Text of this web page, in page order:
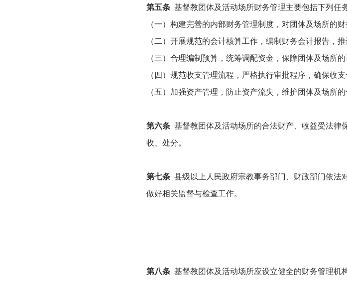
第五条 基督教团体及活动场所财务管理主要包括下列任
（一）构建完善的内部财务管理制度，对团体及场所的
（二）开展规范的会计核算工作，编制财务会计报告，
（三）合理编制预算，统筹调配资金，保障团体及场所的
（四）规范收支管理流程，严格执行审批程序，确保收支
（五）加强资产管理，防止资产流失，维护团体及场所的
第六条基督教团体及活动场所的合法财产、收益受法律
收、处分。
第七条县级以上人民政府宗教事务部门、财政部门依法
做好相关监督与检查工作。
第八条基督教团体及活动场所应设立健全的财务管理机